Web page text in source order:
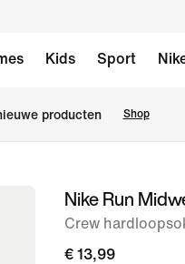
Kids Sport
producten Shop
afbeelding
Nike Run
Crew
€ 13,99